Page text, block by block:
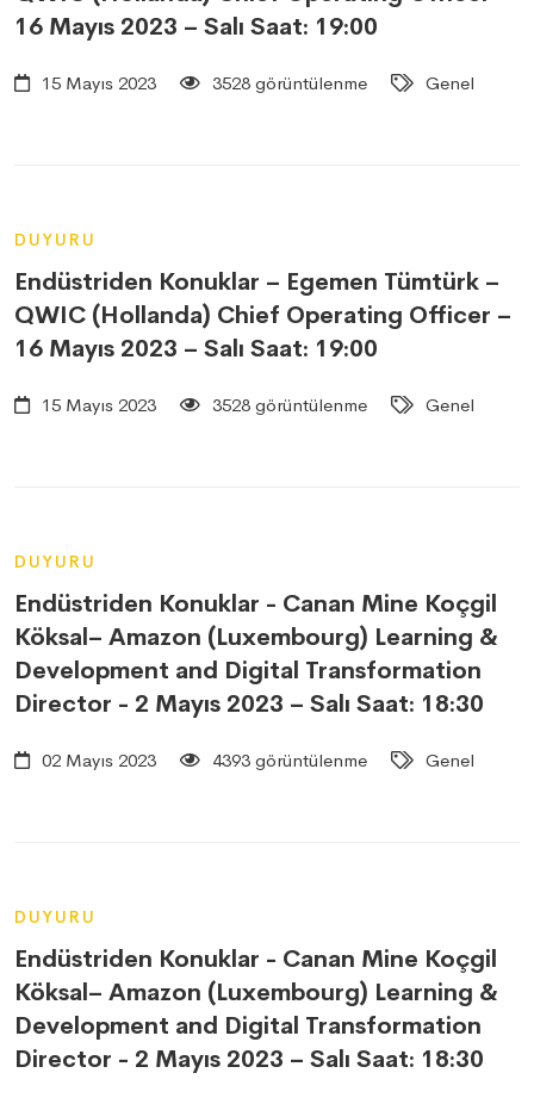
16 Mayıs 2023 – Salı Saat: 19:00
15 Mayıs 2023 3528 görüntülenme Genel
DUYURU
Endüstriden Konuklar – Egemen Tümtürk –
QWIC (Hollanda) Chief Operating Officer –
16 Mayıs 2023 – Salı Saat: 19:00
15 Mayıs 2023 3528 görüntülenme Genel
DUYURU
Endüstriden Konuklar - Canan Mine Koçgil
Köksal– Amazon (Luxembourg) Learning &
Development and Digital Transformation
Director - 2 Mayıs 2023 – Salı Saat: 18:30
02 Mayıs 2023 4393 görüntülenme Genel
DUYURU
Endüstriden Konuklar - Canan Mine Koçgil
Köksal– Amazon (Luxembourg) Learning &
Development and Digital Transformation
Director - 2 Mayıs 2023 – Salı Saat: 18:30